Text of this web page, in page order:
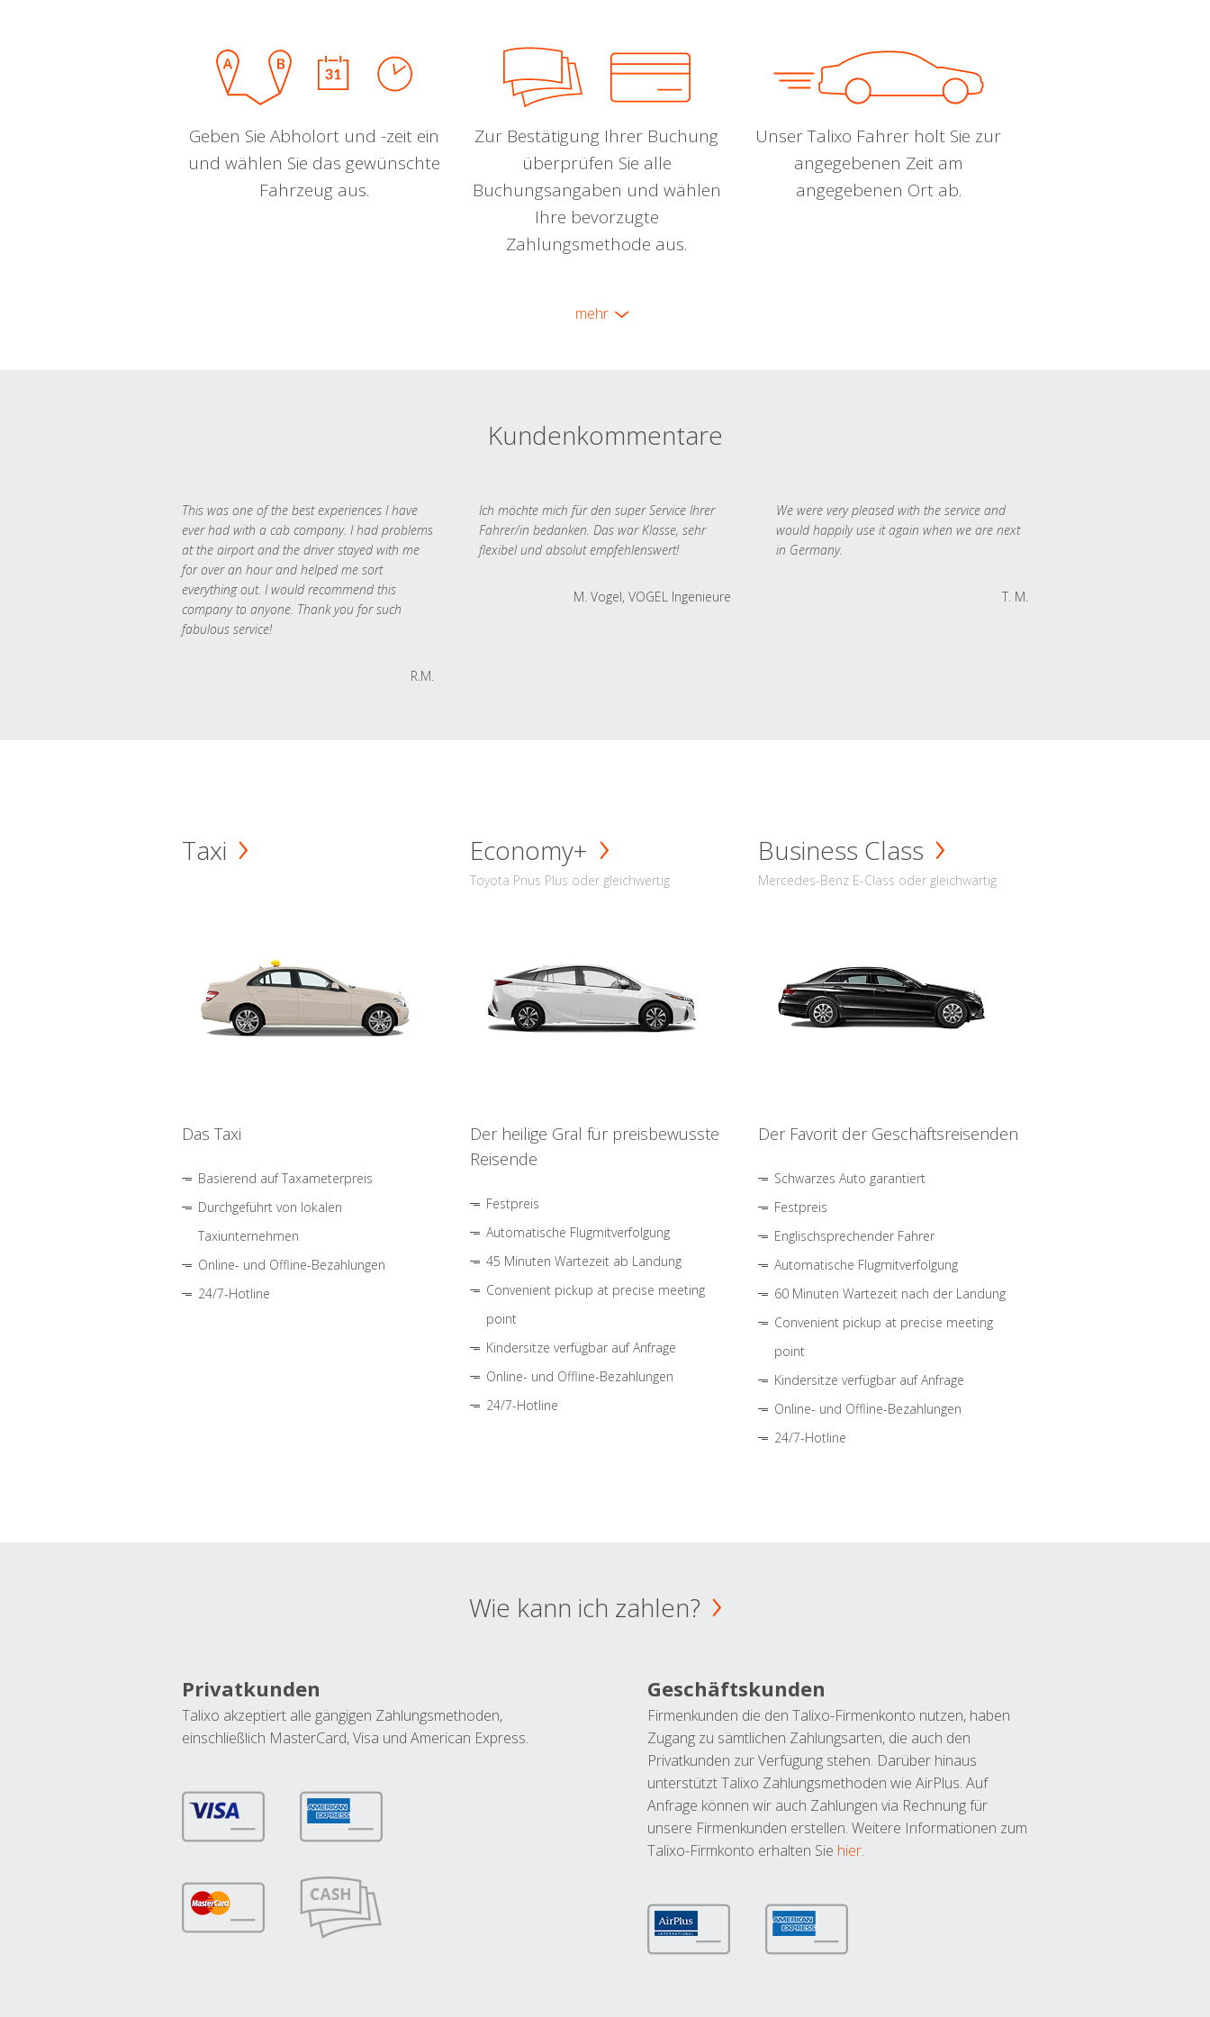
Geben Sie Abholort und -zeit ein
und wählen Sie das gewünschte
Fahrzeug aus.
Zur Bestätigung Ihrer Buchung
überprüfen Sie alle
Buchungsangaben und wählen
Ihre bevorzugte
Zahlungsmethode aus.
Unser Talixo Fahrer holt Sie zur
angegebenen Zeit am
angegebenen Ort ab.
mehr
Kundenkommentare
This was one of the best experiences I have
ever had with a cab company. I had problems
at the airport and the driver stayed with me
for over an hour and helped me sort
everything out. I would recommend this
company to anyone. Thank you for such
fabulous service!
R.M.
Ich möchte mich für den super Service Ihrer
Fahrer/in bedanken. Das war Klasse, sehr
flexibel und absolut empfehlenswert!
M. Vogel, VOGEL Ingenieure
We were very pleased with the service and
would happily use it again when we are next
in Germany.
T. M.
Taxi
Das Taxi
Basierend auf Taxameterpreis
Durchgeführt von lokalen
Taxiunternehmen
Online- und Offline-Bezahlungen
24/7-Hotline
Economy+
Toyota Prius Plus oder gleichwertig
Der heilige Gral für preisbewusste
Reisende
Festpreis
Automatische Flugmitverfolgung
45 Minuten Wartezeit ab Landung
Convenient pickup at precise meeting
point
Kindersitze verfügbar auf Anfrage
Online- und Offline-Bezahlungen
24/7-Hotline
Business Class
Mercedes-Benz E-Class oder gleichwärtig
Der Favorit der Geschäftsreisenden
Schwarzes Auto garantiert
Festpreis
Englischsprechender Fahrer
Automatische Flugmitverfolgung
60 Minuten Wartezeit nach der Landung
Convenient pickup at precise meeting
point
Kindersitze verfügbar auf Anfrage
Online- und Offline-Bezahlungen
24/7-Hotline
Wie kann ich zahlen?
Privatkunden
Talixo akzeptiert alle gängigen Zahlungsmethoden,
einschließlich MasterCard, Visa und American Express.
Geschäftskunden
Firmenkunden die den Talixo-Firmenkonto nutzen, haben
Zugang zu sämtlichen Zahlungsarten, die auch den
Privatkunden zur Verfügung stehen. Darüber hinaus
unterstützt Talixo Zahlungsmethoden wie AirPlus. Auf
Anfrage können wir auch Zahlungen via Rechnung für
unsere Firmenkunden erstellen. Weitere Informationen zum
Talixo-Firmkonto erhalten Sie hier.